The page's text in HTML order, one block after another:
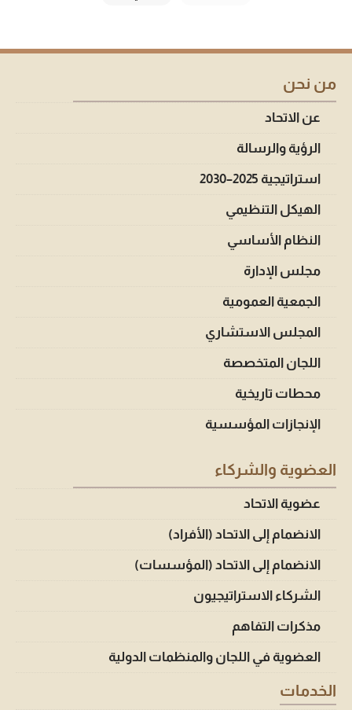
من نحن
عن الاتحاد
الرؤية والرسالة
استراتيجية 2025–2030
الهيكل التنظيمي
النظام الأساسي
مجلس الإدارة
الجمعية العمومية
المجلس الاستشاري
اللجان المتخصصة
محطات تاريخية
الإنجازات المؤسسية
العضوية والشركاء
عضوية الاتحاد
الانضمام إلى الاتحاد (الأفراد)
الانضمام إلى الاتحاد (المؤسسات)
الشركاء الاستراتيجيون
مذكرات التفاهم
العضوية في اللجان والمنظمات الدولية
الخدمات